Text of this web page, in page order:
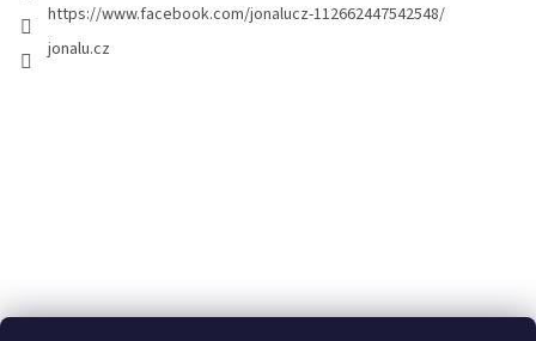
https://www.facebook.com/jonalucz-112662447542548/
jonalu.cz